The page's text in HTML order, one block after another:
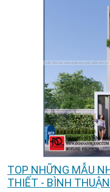
TOP NHỮNG MẪU
THIẾT - BÌNH THUẬN